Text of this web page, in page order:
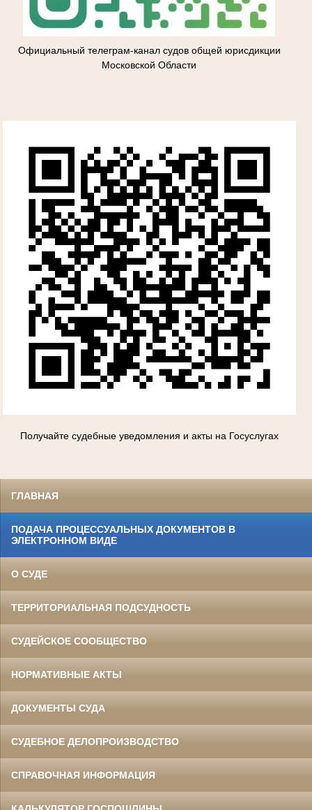
Официальный телеграм-канал судов общей юрисдикции
Московской Области
Получайте судебные уведомления и акты на Госуслугах
ГЛАВНАЯ
ПОДАЧА ПРОЦЕССУАЛЬНЫХ ДОКУМЕНТОВ В
ЭЛЕКТРОННОМ ВИДЕ
О СУДЕ
ТЕРРИТОРИАЛЬНАЯ ПОДСУДНОСТЬ
СУДЕЙСКОЕ СООБЩЕСТВО
НОРМАТИВНЫЕ АКТЫ
ДОКУМЕНТЫ СУДА
СУДЕБНОЕ ДЕЛОПРОИЗВОДСТВО
СПРАВОЧНАЯ ИНФОРМАЦИЯ